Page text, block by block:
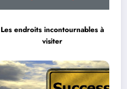
Les endroits incontournables à
visiter